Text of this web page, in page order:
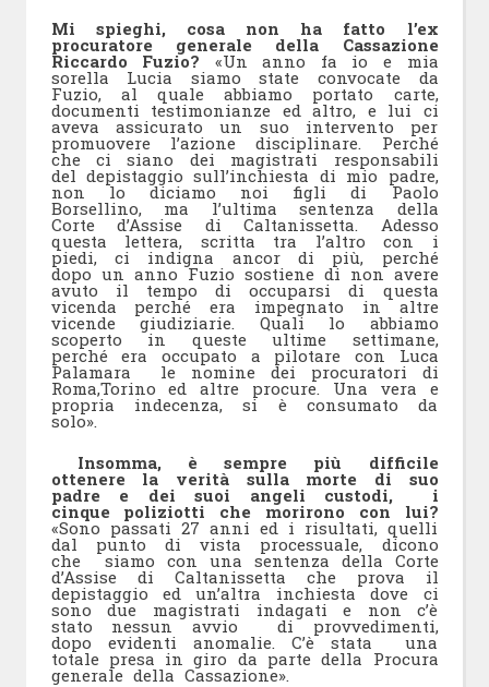
Mi spieghi, cosa non ha fatto l’ex
procuratore generale della Cassazione
Riccardo Fuzio? «Un anno fa io e mia
sorella Lucia siamo state convocate da
Fuzio, al quale abbiamo portato carte,
documenti testimonianze ed altro, e lui ci
aveva assicurato un suo intervento per
promuovere l’azione disciplinare. Perché
che ci siano dei magistrati responsabili
del depistaggio sull’inchiesta di mio padre,
non lo diciamo noi figli di Paolo
Borsellino, ma l’ultima sentenza della
Corte d’Assise di Caltanissetta. Adesso
questa lettera, scritta tra l’altro con i
piedi, ci indigna ancor di più, perché
dopo un anno Fuzio sostiene di non avere
avuto il tempo di occuparsi di questa
vicenda perché era impegnato in altre
vicende giudiziarie. Quali lo abbiamo
scoperto in queste ultime settimane,
perché era occupato a pilotare con Luca
Palamara le nomine dei procuratori di
Roma,Torino ed altre procure. Una vera e
propria indecenza, si è consumato da
solo».
Insomma, è sempre più difficile
ottenere la verità sulla morte di suo
padre e dei suoi angeli custodi, i
cinque poliziotti che morirono con lui?
«Sono passati 27 anni ed i risultati, quelli
dal punto di vista processuale, dicono
che siamo con una sentenza della Corte
d’Assise di Caltanissetta che prova il
depistaggio ed un’altra inchiesta dove ci
sono due magistrati indagati e non c’è
stato nessun avvio di provvedimenti,
dopo evidenti anomalie. C’è stata una
totale presa in giro da parte della Procura
generale della Cassazione».